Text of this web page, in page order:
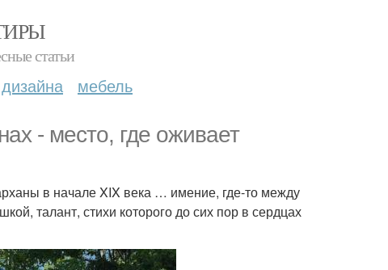
статьи
мебель
- место, где оживает
в начале XIX века … имение, где-то между
талант, стихи которого до сих пор в сердцах